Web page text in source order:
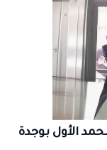
الأول بوجدة